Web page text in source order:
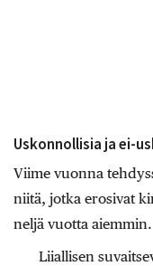
Uskonnollisia ja ei-
Viime vuonna
niitä, jotka erosivat
neljä vuotta aiemmin.
Liiallisen